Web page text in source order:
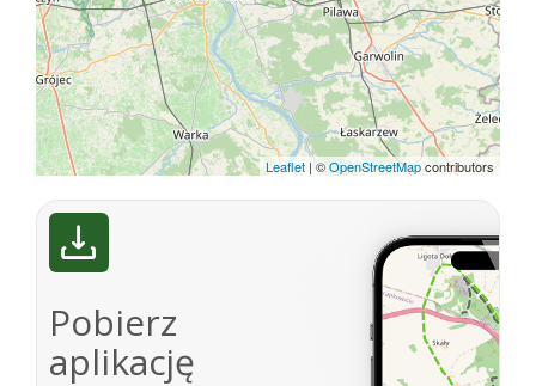
Źródło: Jacek Kałuszko, Paweł Ajdacki „Otwock i
okolice” Wydawnictwo Rewasz 2006
Internet:
http://pl.wikipedia.org/wiki/Lasek_(powiat_otwocki)
http://www.celestynow.pl/161-Historia.htm
Leaflet | ©OpenStreetMapcontributors
Pobierz
aplikację